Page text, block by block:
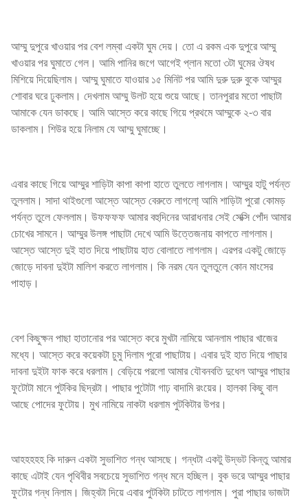
আম্মু দুপুরে খাওয়ার পর বেশ লম্বা একটা ঘুম দেয়। তো এ রকম এক দুপুরে আম্মু
খাওয়ার পর ঘুমাতে গেল। আমি পানির জগে আগেই প্লান মতো ৩টা ঘুমের ঔষধ
মিশিয়ে দিয়েছিলাম। আম্মু ঘুমাতে যাওয়ার ১৫ মিনিট পর আমি দুরু দুরু বুকে আম্মুর
শোবার ঘরে ঢুকলাম। দেখলাম আম্মু উলট হয়ে শুয়ে আছে। তানপুরার মতো পাছাটা
আমাকে যেন ডাকছে। আমি আস্তে করে কাছে গিয়ে প্রথমে আম্মুকে ২-৩ বার
ডাকলাম। শিউর হয়ে নিলাম যে আম্মু ঘুমাচ্ছে।
এবার কাছে গিয়ে আম্মুর শাড়িটা কাপা কাপা হাতে তুলতে লাগলাম। আম্মুর হাটু পর্যন্ত
তুললাম। সাদা থাইগুলো আস্তে আস্তে বেরুতে লাগলো্ আমি শাড়িটা পুরো কোমড়
পর্যন্ত তুলে ফেললাম। উফফফফ আমার বহুদিনের আরাধনার সেই সেক্সি পোঁদ আমার
চোখের সামনে। আম্মুর উলঙ্গ পাছাটা দেখে আমি উত্তেজনায় কাপতে লাগলাম।
আস্তে আস্তে দুই হাত দিয়ে পাছাটায় হাত বোলাতে লাগলাম। এরপর একটু জোড়ে
জোড়ে দাবনা দুইটা মালিশ করতে লাগলাম। কি নরম যেন তুলতুলে কোন মাংসের
পাহাড়।
বেশ কিছুক্ষন পাছা হাতানোর পর আস্তে করে মুখটা নামিয়ে আনলাম পাছার খাজের
মধ্যে। আস্তে করে কয়েকটা চুমু দিলাম পুরো পাছাটায়। এবার দুই হাত দিয়ে পাছার
দাবনা দুইটা ফাক করে ধরলাম। বেড়িয়ে পরলো আমার যৌবনবতি দুধেল আম্মুর পাছার
ফুটোটা মানে পুটকির ছিদ্রটা। পাছার পুটোটা গাঢ় বাদামি রংয়ের। হালকা কিছু বাল
আছে পোদের ফুটোয়। মুখ নামিয়ে নাকটা ধরলাম পুটকিটার উপর।
আহহহহহ কি দারুন একটা সুভাশিত গন্ধ আসছে। গন্ধটা একটু উদ্ভট কিন্তু আমার
কাছে এটাই যেন পৃথিবীর সবচেয়ে সুভাশিত গন্ধ মনে হচ্ছিল। বুক ভরে আম্মুর পাছার
ফুটোর গন্ধ নিলাম। জিহ্বটা দিয়ে এবার পুটকিটা চাটতে লাগলাম। পুরা পাছার ভাজটা